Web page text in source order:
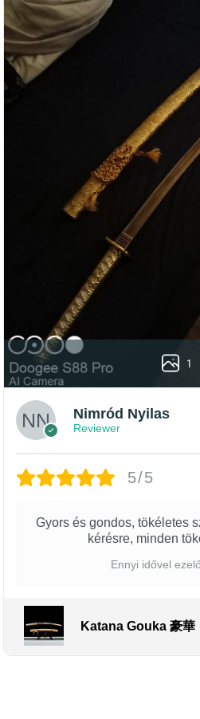
1
Nimród Nyilas
Reviewer
5/5
Gyors és gondos, tökéletes
kérésre, minden
Ennyi idővel
Katana Gouka 豪華